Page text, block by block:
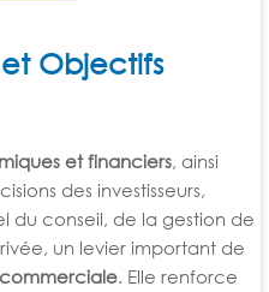
Objectifs
et financiers, ainsi
des investisseurs,
du conseil, de la gestion de
un levier important de
. Elle renforce